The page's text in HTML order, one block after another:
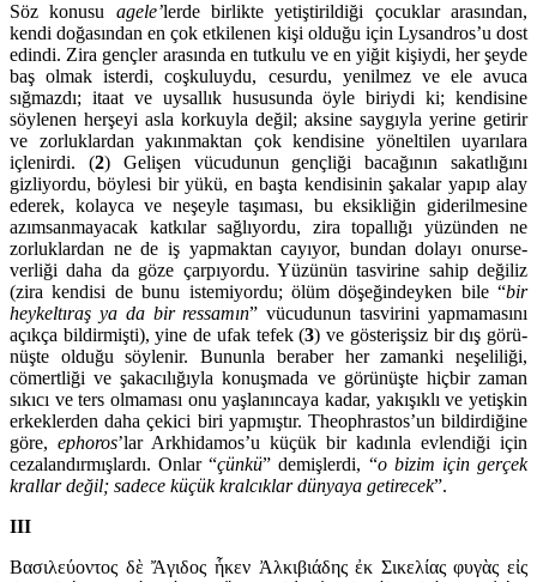
Söz konusu agele’lerde birlikte yetiştirildiği çocuklar arasından,
kendi doğasından en çok etkilenen kişi olduğu için Lysandros’u dost
edin­di. Zira gençler arasında en tutkulu ve en yiğit kişiydi, her şeyde
baş olmak isterdi, coşkuluydu, cesurdu, yenilmez ve ele avuca
sığmazdı; itaat ve uysallık hususunda öyle biriydi ki; kendisine
söyle­nen her­şeyi asla korkuyla değil; aksine saygıyla yerine geti­rir
ve zorluklardan yakınmaktan çok kendi­sine yöneltilen uyarılara
içlenirdi. (2) Gelişen vücudunun genç­liği ba­cağının sakatlığını
gizliyordu, böylesi bir yükü, en başta ken­di­sinin şakalar yapıp alay
ederek, kolayca ve ne­şeyle taşıması, bu eksikliğin giderilmesine
azımsan­maya­cak katkılar sağlıyordu, zira topallığı yüzünden ne
zorluk­lardan ne de iş yapmaktan cayıyor, bundan dolayı onurse­
verliği daha da göze çarpıyordu. Yüzü­nün tasvirine sahip değiliz
(zira kendisi de bunu istemiyordu; ölüm döşeğindey­ken bile “bir
hey­kel­tıraş ya da bir ressamın” vücudunun tasvirini yapmamasını
açıkça bildirmişti), yine de ufak tefek (3) ve gösterişsiz bir dış görü­
nüşte olduğu söylenir. Bu­nunla bera­ber her za­manki neşeliliği,
cömertliği ve şakacılığıyla ko­nuşmada ve görünüşte hiçbir zaman
sıkıcı ve ters ol­maması onu yaşlanıncaya kadar, yakışıklı ve yetiş­kin
er­keklerden daha çekici biri yapmıştır. Theophras­tos’un bildir­di­ğine
göre, ephoros’lar Arkhidamos’u küçük bir ka­dınla evlendiği için
cezalandırmışlardı. Onlar “çünkü” de­mişlerdi, “o bizim için gerçek
krallar değil; sadece küçük kralcıklar dünyaya getirecek”.
III
Βασιλεύοντος δὲ Ἄγιδος ἧκεν Ἀλκιβιάδης ἐκ Σικελίας φυγὰς εἰς